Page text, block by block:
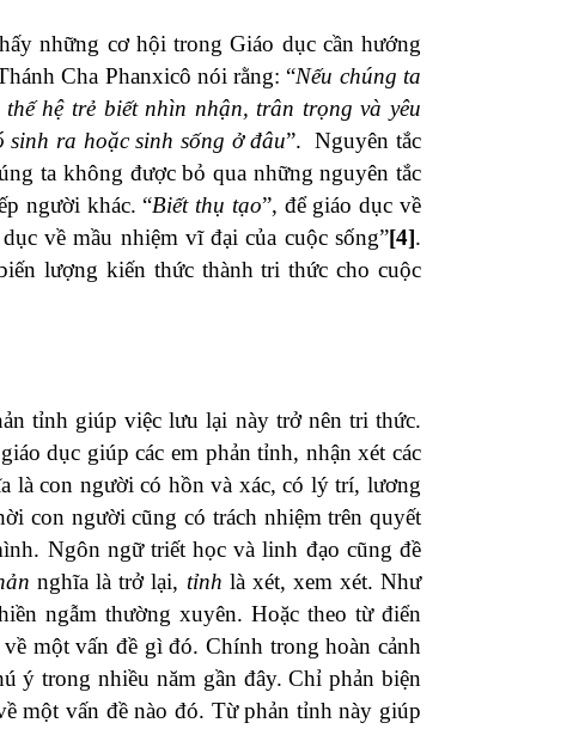
những cơ hội trong Giáo dục cần hướng
Cha Phanxicô nói rằng: “Nếu chúng ta
hệ trẻ biết nhìn nhận, trân trọng và yêu
ra hoặc sinh sống ở đâu”. Nguyên tắc
ta không được bỏ qua những nguyên tắc
người khác. “Biết thụ tạo”, để giáo dục về
về mầu nhiệm vĩ đại của cuộc sống”[4].
lượng kiến thức thành tri thức cho cuộc
tỉnh giúp việc lưu lại này trở nên tri thức.
dục giúp các em phản tỉnh, nhận xét các
là con người có hồn và xác, có lý trí, lương
con người cũng có trách nhiệm trên quyết
Ngôn ngữ triết học và linh đạo cũng đề
nghĩa là trở lại, tỉnh là xét, xem xét. Như
ngẫm thường xuyên. Hoặc theo từ điển
một vấn đề gì đó. Chính trong hoàn cảnh
ý trong nhiều năm gần đây. Chỉ phản biện
một vấn đề nào đó. Từ phản tỉnh này giúp